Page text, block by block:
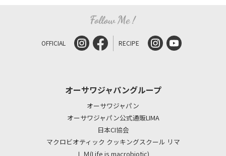
OFFICIAL RECIPE
オーサワジャパングループ
オーサワジャパン
オーサワジャパン公式通販LIMA
日本CI協会
マクロビオティック クッキングスクール リマ
ＬＭ(Life is macrobiotic)